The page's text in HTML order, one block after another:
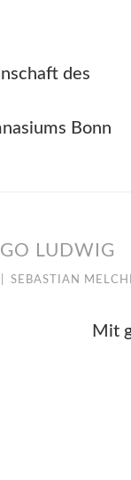
des
Bonn
LUDWIG
SEBASTIAN
Mit